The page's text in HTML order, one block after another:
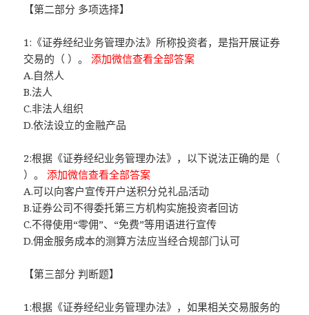
【第二部分 多项选择】
1:《证券经纪业务管理办法》所称投资者，是指开展证券
交易的（ ）。添加微信查看全部答案
A.自然人
B.法人
C.非法人组织
D.依法设立的金融产品
2:根据《证券经纪业务管理办法》，以下说法正确的是（
）。添加微信查看全部答案
A.可以向客户宣传开户送积分兑礼品活动
B.证券公司不得委托第三方机构实施投资者回访
C.不得使用“零佣”、“免费”等用语进行宣传
D.佣金服务成本的测算方法应当经合规部门认可
【第三部分 判断题】
1:根据《证券经纪业务管理办法》，如果相关交易服务的